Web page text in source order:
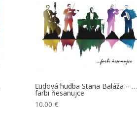
Ľudová hudba Stana Baláža – …
farbi ňesanujce
10.00 €